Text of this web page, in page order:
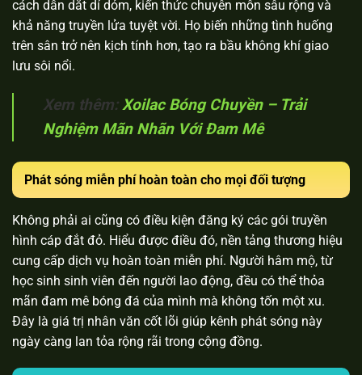
cách dẫn dắt dí dỏm, kiến thức chuyên môn sâu rộng và
khả năng truyền lửa tuyệt vời. Họ biến những tình huống
trên sân trở nên kịch tính hơn, tạo ra bầu không khí giao
lưu sôi nổi.
Xem thêm: Xoilac Bóng Chuyền – Trải
Nghiệm Mãn Nhãn Với Đam Mê
Phát sóng miễn phí hoàn toàn cho mọi đối tượng
Không phải ai cũng có điều kiện đăng ký các gói truyền
hình cáp đắt đỏ. Hiểu được điều đó, nền tảng thương hiệu
cung cấp dịch vụ hoàn toàn miễn phí. Người hâm mộ, từ
học sinh sinh viên đến người lao động, đều có thể thỏa
mãn đam mê bóng đá của mình mà không tốn một xu.
Đây là giá trị nhân văn cốt lõi giúp kênh phát sóng này
ngày càng lan tỏa rộng rãi trong cộng đồng.